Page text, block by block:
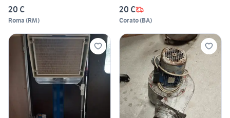
20 €
Roma (RM)
20 €
Corato(BA)